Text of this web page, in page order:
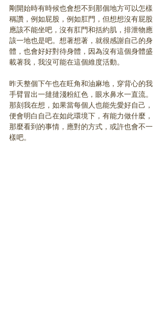
剛開始時有時候也會想不到那個地方可以怎樣
稱讚，例如屁股，例如肛門，但想想沒有屁股
應該不能坐吧，沒有肛門和括約肌，排泄物應
該一地也是吧。想著想著，就很感謝自己的身
體，也會好好對待身體，因為沒有這個身體盛
載著我，我沒可能在這個維度活動。
昨天整個下午也在旺角和油麻地，穿背心的我
手臂冒出一撻撻淺粉紅色，眼水鼻水一直流。
那刻我在想，如果當每個人也能先愛好自己，
便會明白自己在如此環境下，有能力做什麼，
那麼看到的事情，應對的方式，或許也會不一
樣吧。